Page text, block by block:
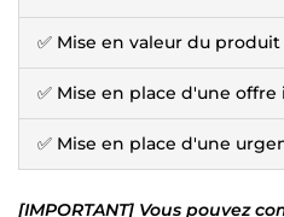
✅ Mise en valeur du
✅ Mise en place d'une
✅ Mise en place d'une
[IMPORTANT] Vous pouvez